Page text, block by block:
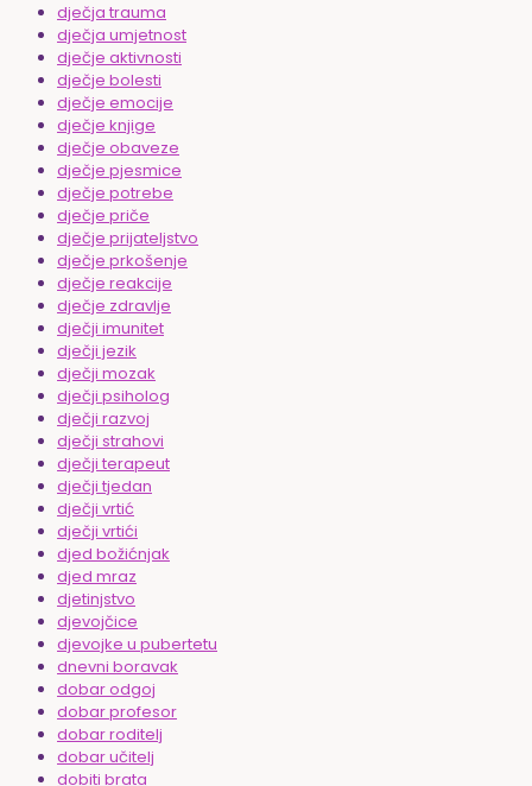
dječja trauma
dječja umjetnost
dječje aktivnosti
dječje bolesti
dječje emocije
dječje knjige
dječje obaveze
dječje pjesmice
dječje potrebe
dječje priče
dječje prijateljstvo
dječje prkošenje
dječje reakcije
dječje zdravlje
dječji imunitet
dječji jezik
dječji mozak
dječji psiholog
dječji razvoj
dječji strahovi
dječji terapeut
dječji tjedan
dječji vrtić
dječji vrtići
djed božićnjak
djed mraz
djetinjstvo
djevojčice
djevojke u pubertetu
dnevni boravak
dobar odgoj
dobar profesor
dobar roditelj
dobar učitelj
dobiti brata